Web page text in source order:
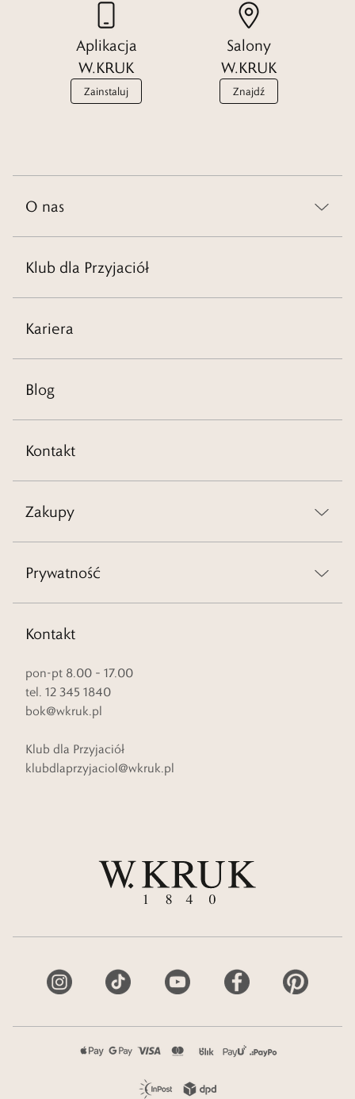
Aplikacja
W.KRUK
Zainstaluj
Salony
W.KRUK
Znajdź
O nas
Klub dla Przyjaciół
Kariera
Blog
Kontakt
Zakupy
Prywatność
Kontakt
pon-pt 8.00 – 17.00
tel. 12 345 1840
bok@wkruk.pl
Klub dla Przyjaciół
klubdlaprzyjaciol@wkruk.pl